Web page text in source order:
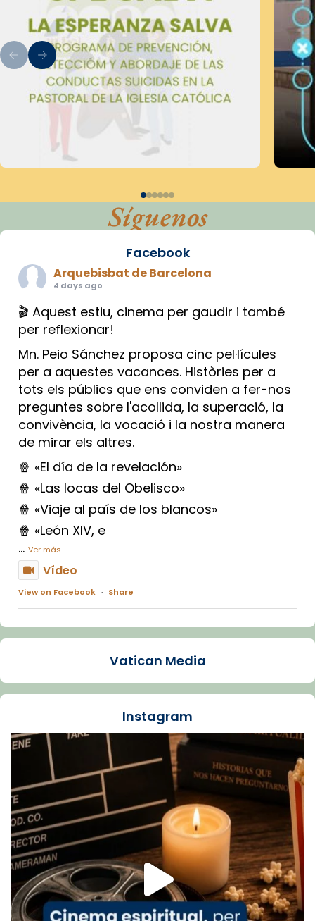
Síguenos
Facebook
Arquebisbat de Barcelona
4 days ago
🎬 Aquest estiu, cinema per gaudir i també
per reflexionar!
Mn. Peio Sánchez proposa cinc pel·lícules
per a aquestes vacances. Històries per a
tots els públics que ens conviden a fer-nos
preguntes sobre l'acollida, la superació, la
convivència, la vocació i la nostra manera
de mirar els altres.
🍿 «El día de la revelación»
🍿 «Las locas del Obelisco»
🍿 «Viaje al país de los blancos»
🍿 «León XIV, e
... Ver más
Vídeo
View on Facebook · Share
Arquebisbat de Barcelona
La Carmina va patir depressió. Fa gairebé
dos mesos, a l'Estadi Lluís Companys, la
Recupera l'entrevista comp
Vatican
tican News 👇
www.vaticannews.va/es/iglesia/news/2026-
07/carmina-historia-depresion-papa-viaje-
espana-testimoni...
Foto
View on Facebook · Share
Arquebisbat de Barcelona
Vatican Media
Instagram